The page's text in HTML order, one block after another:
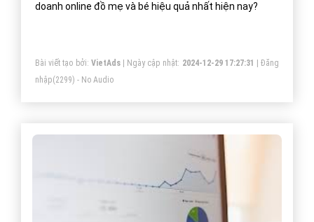
doanh online đồ mẹ và bé hiệu quả nhất hiện nay?
Bài viết tạo bởi: VietAds| Ngày cập nhật: 2024-12-29 17:27:31 |Đăng
nhập(2299) - No Audio